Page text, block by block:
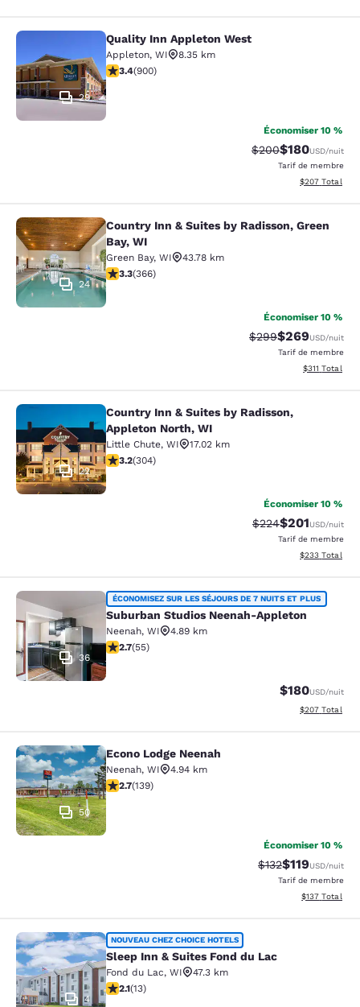
Quality Inn Appleton West
29
Quality Inn Appleton West
Appleton, WI
8.35 km
3.41 étoiles. Bien. 900 commentaires
3.4(900)
Économiser 10 %
Tarif barré :
$200Tarif réduit :
$180USD/nuit
Tarif de membre
Afficher les
$207 Total
Country Inn & Suites by Radisson,
24
Country Inn & Suites by Radisson, Green
Bay, WI
Green Bay, WI
43.78 km
3.28 étoiles. Bien. 366 commentaires
3.3(366)
Économiser 10 %
Tarif barré :
$299Tarif réduit :
$269USD/nuit
Tarif de membre
Afficher les
$311 Total
Country Inn & Suites by Radisson,
22
Country Inn & Suites by Radisson,
Appleton North, WI
Little Chute, WI
17.02 km
3.24 étoiles. Bien. 304 commentaires
3.2(304)
Économiser 10 %
Tarif barré :
$224Tarif réduit :
$201USD/nuit
Tarif de membre
Afficher les
$233 Total
Suburban Studios Neenah-Appleton
36
ÉCONOMISEZ SUR LES SÉJOURS DE 7 NUITS ET PLUS
Suburban Studios Neenah-Appleton
Neenah, WI
4.89 km
2.71 étoiles. Moyen. 55 commentaires
2.7(55)
$180USD/nuit
Afficher les
$207 Total
Econo Lodge Neenah
50
Econo Lodge Neenah
Neenah, WI
4.94 km
2.68 étoiles. Moyen. 139 commentaires
2.7(139)
Économiser 10 %
Tarif barré :
$132Tarif réduit :
$119USD/nuit
Tarif de membre
Afficher les
$137 Total
Sleep Inn & Suites Fond du Lac
4
NOUVEAU CHEZ CHOICE HOTELS
Sleep Inn & Suites Fond du Lac
Fond du Lac, WI
47.3 km
2.08 étoiles. Moyen. 13 commentaires
2.1(13)